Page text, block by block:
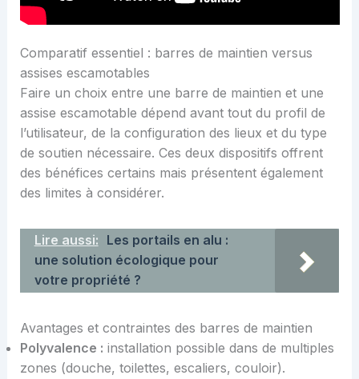
Comparatif essentiel : barres de maintien versus
assises escamotables
Faire un choix entre une barre de maintien et une
assise escamotable dépend avant tout du profil de
l’utilisateur, de la configuration des lieux et du type
de soutien nécessaire. Ces deux dispositifs offrent
des bénéfices certains mais présentent également
des limites à considérer.
Lire aussi: Les portails en alu :
une solution écologique pour
votre propriété ?
Avantages et contraintes des barres de maintien
Polyvalence : installation possible dans de multiples
zones (douche, toilettes, escaliers, couloir).